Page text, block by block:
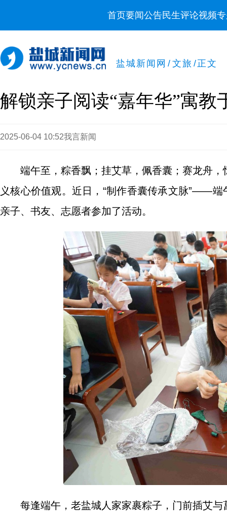
首页要闻公告民生评论视频
盐城新闻网 / 文旅 /正文
解锁亲子阅读“嘉年华”寓教
2025-06-04 10:52我言新闻
端午至，粽香飘；挂艾草，佩香囊；赛龙舟
义核心价值观。近日，“制作香囊传承文脉”——
亲子、书友、志愿者参加了活动。
每逢端午，老盐城人家家裹粽子，门前插艾